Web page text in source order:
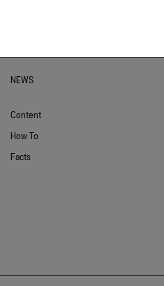
NEWS
Content
How To
Facts